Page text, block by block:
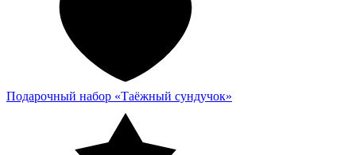
Подарочный набор «Таёжный сундучок»